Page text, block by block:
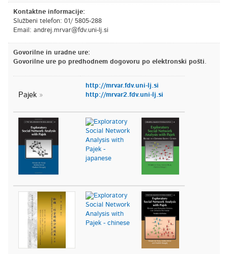
Kontaktne informacije:
Službeni telefon: 01/ 5805-288
Email: is.jl-inu.vdf@ravrm.jerdna
Govorilne in uradne ure:
Govorilne ure po predhodnem dogovoru po elektronski pošti.
Pajek
http://mrvar.fdv.uni-lj.si
http://mrvar2.fdv.uni-lj.si